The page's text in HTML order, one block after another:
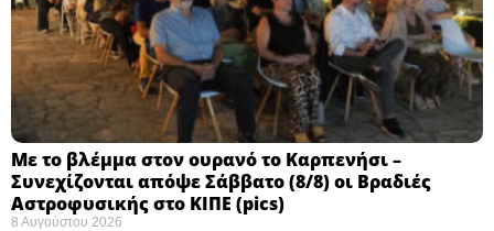
Με το βλέμμα στον ουρανό το Καρπενήσι –
Συνεχίζονται απόψε Σάββατο (8/8) οι Βραδιές
Αστροφυσικής στο ΚΙΠΕ (pics)
8 Αυγούστου 2026